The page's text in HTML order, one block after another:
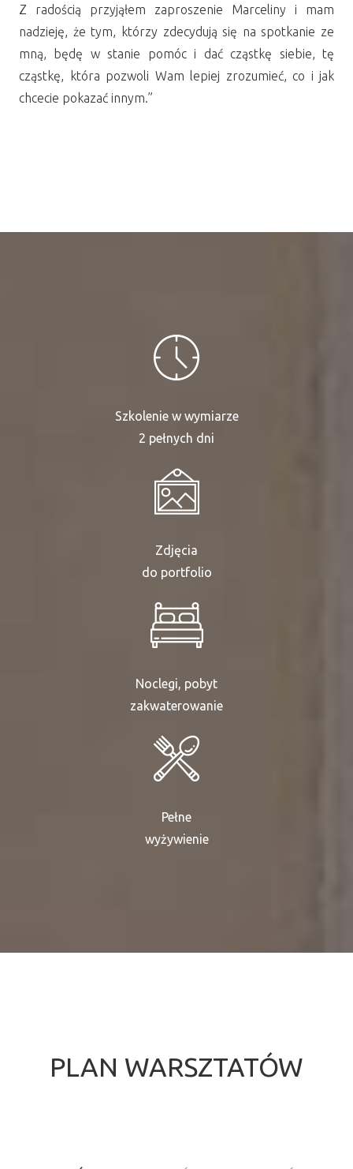
Z radością przyjąłem zaproszenie Marceliny i mam
nadzieję, że tym, którzy zdecydują się na spotkanie ze
mną, będę w stanie pomóc i dać cząstkę siebie, tę
cząstkę, która pozwoli Wam lepiej zrozumieć, co i jak
chcecie pokazać innym.”
Szkolenie w wymiarze
2 pełnych dni
Zdjęcia
do portfolio
Noclegi, pobyt
zakwaterowanie
Pełne
wyżywienie
PLAN WARSZTATÓW